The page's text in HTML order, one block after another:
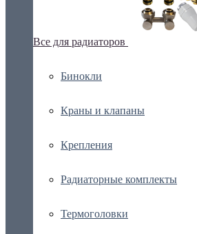
Все для радиаторов
Бинокли
Краны и клапаны
Крепления
Радиаторные комплекты
Термоголовки